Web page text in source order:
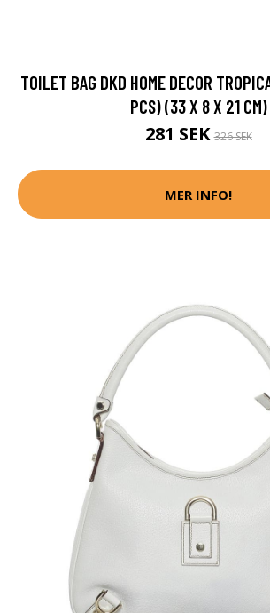
TOILET BAG DKD HOME DECOR
PCS) (33 X 8 X 21 CM)
281 SEK326 SEK
MER INFO!